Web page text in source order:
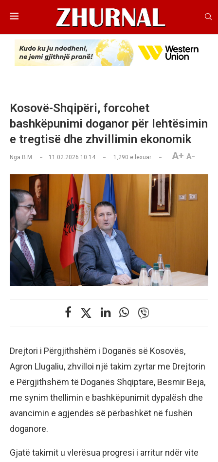
Kosovë-Shqipëri, forcohet
bashkëpunimi doganor për lehtësimin
e tregtisë dhe zhvillimin ekonomik
Nga B.M 11.02.2026 10:14 1,290 e lexuar A+ A-
Drejtori i Përgjithshëm i Doganës së Kosovës,
Agron Llugaliu, zhvilloi një takim zyrtar me Drejtorin
e Përgjithshëm të Doganës Shqiptare, Besmir Beja,
me synim thellimin e bashkëpunimit dypalësh dhe
avancimin e agjendës së përbashkët në fushën
doganore.
Gjatë takimit u vlerësua progresi i arritur ndër vite